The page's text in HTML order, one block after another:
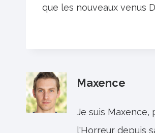
que les nouveaux venus
Maxence
Je suis
l'Horreur depuis